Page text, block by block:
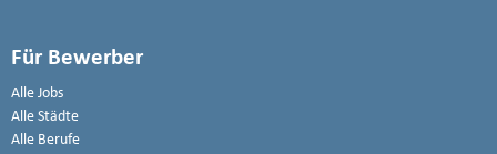
Für Bewerber
Alle Jobs
Alle Städte
Alle Berufe